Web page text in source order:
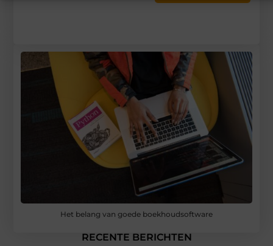
Het belang van goede boekhoudsoftware
RECENTE BERICHTEN